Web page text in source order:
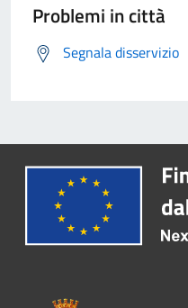
Problemi in città
Segnala disservizio